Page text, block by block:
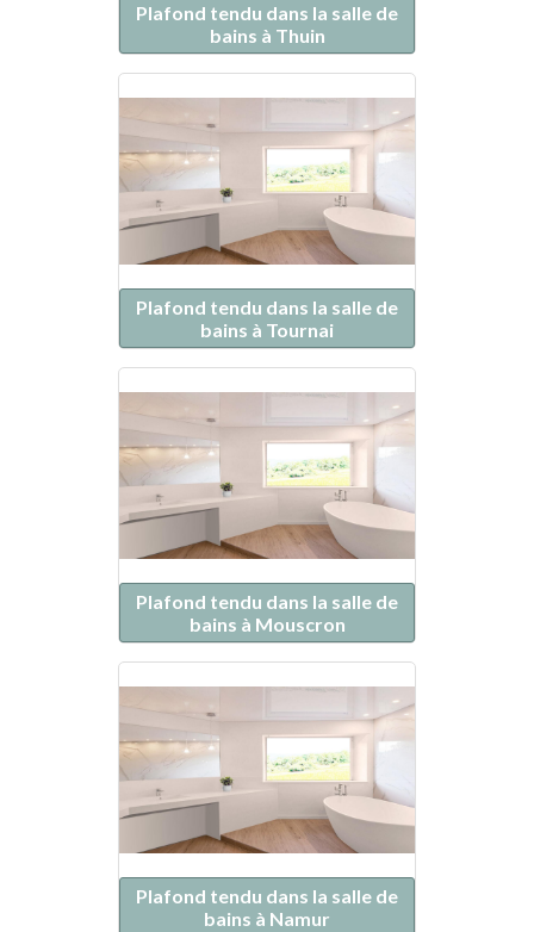
Plafond tendu dans la salle de
bains à Thuin
Plafond tendu dans la salle de
bains à Tournai
Plafond tendu dans la salle de
bains à Mouscron
Plafond tendu dans la salle de
bains à Namur